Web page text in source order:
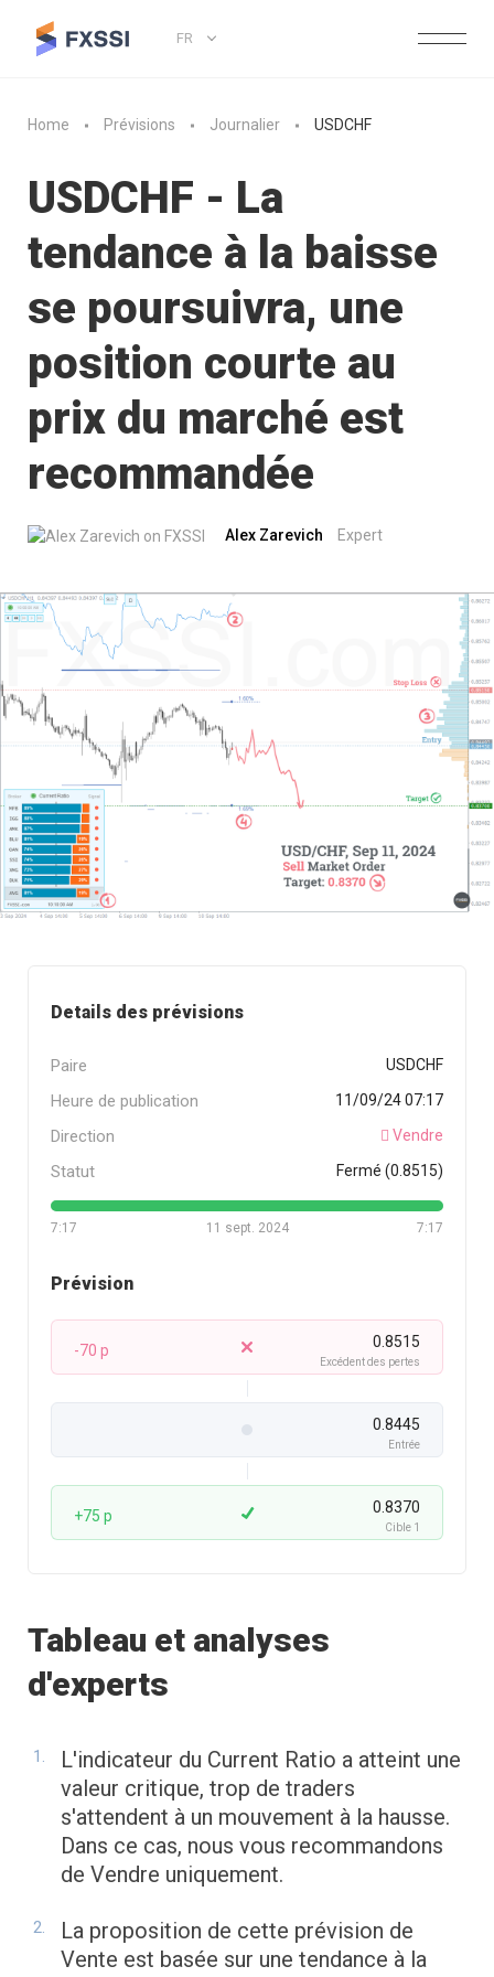
FR
Home Prévisions Journalier USDCHF
USDCHF - La
tendance à la baisse
se poursuivra, une
position courte au
prix du marché est
recommandée
Alex Zarevich Expert
Details des prévisions
Paire USDCHF
Heure de publication 11/09/24 07:17
Direction Vendre
Statut Fermé (0.8515)
7:17 7:17
11 sept. 2024
Prévision
-70 p 0.8515
Excédent des pertes
0.8445
Entrée
+75 p 0.8370
Cible 1
Tableau et analyses
d'experts
L'indicateur du Current Ratio a atteint une
valeur critique, trop de traders
s'attendent à un mouvement à la hausse.
Dans ce cas, nous vous recommandons
de Vendre uniquement.
La proposition de cette prévision de
Vente est basée sur une tendance à la